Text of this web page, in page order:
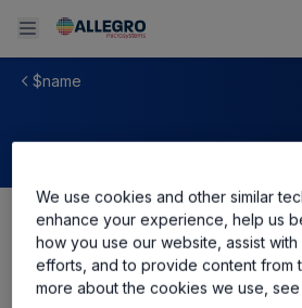
Back To Main Menu
センサー
レギュレート
Back To Main Menu
自動車
工業
Back To Main Menu
設計と開発
パッケージング
Back To Main Menu
Resource Center
Back To Main Menu
私たちの会社
キャリア
$name
Share
We use cookies and other similar
enhance your experience, help us
how you use our website, assist with
efforts, and to provide content from
more about the cookies we use,